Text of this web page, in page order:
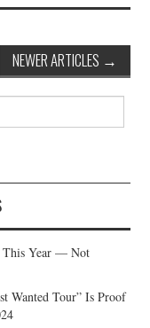
NEWER ARTICLES →
This Year — Not
Wanted Tour” Is Proof